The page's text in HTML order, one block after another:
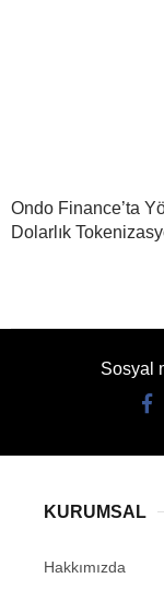
Ondo Finance’ta
Dolarlık
Sosyal
KURUMSAL
Hakkımızda